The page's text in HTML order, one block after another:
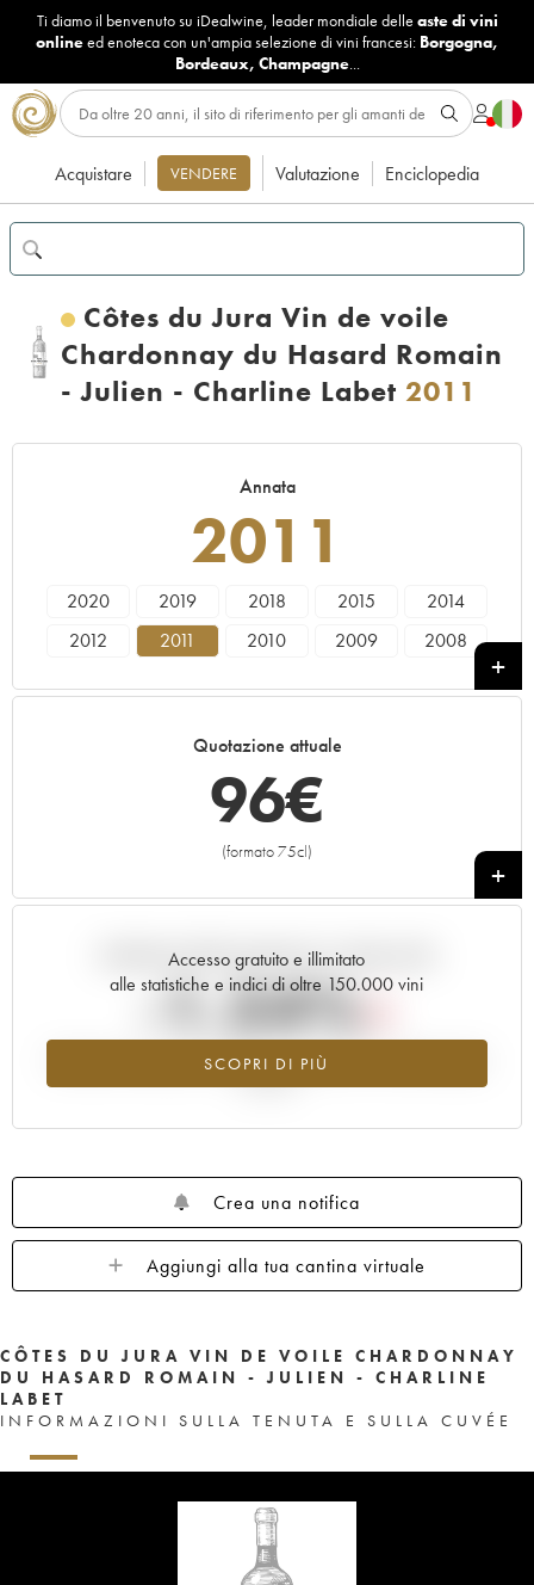
Ti diamo il benvenuto su iDealwine, leader mondiale delle aste di vini
onlineed enoteca con un'ampia selezione di vini francesi: Borgogna,
Bordeaux, Champagne...
Acquistare VENDERE Valutazione Enciclopedia
Côtes du Jura Vin de voile
Chardonnay du Hasard Romain
- Julien - Charline Labet 2011
Annata
2011
2020 2019 2018 2015
2014
2012
2011 2010 2009
2008
Quotazione attuale
96€
(formato 75cl)
+
Accesso gratuito e illimitato
alle statistiche e indici di oltre 150.000 vini
SCOPRI DI PIÙ
Andamento della quotazione in tempo reale
-1.54%
Tendenza al ribasso per il valore dell'annata 2011 nel 2026 rispetto
Crea una notifica
Aggiungi alla tua cantina virtuale
CÔTES DU JURA VIN DE VOILE CHARDONNAY
DU HASARD ROMAIN - JULIEN - CHARLINE
LABET
INFORMAZIONI SULLA TENUTA E SULLA CUVÉE